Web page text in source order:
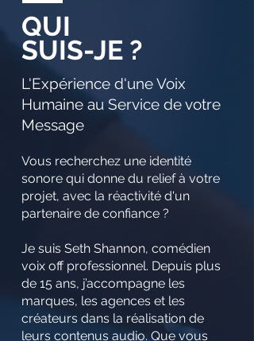
QUI
SUIS-JE ?
L'Expérience d'une Voix
Humaine au Service de votre
Message
Vous recherchez une identité
sonore qui donne du relief à votre
projet, avec la réactivité d'un
partenaire de confiance ?
Je suis Seth Shannon, comédien
voix off professionnel. Depuis plus
de 15 ans, j’accompagne les
marques, les agences et les
créateurs dans la réalisation de
leurs contenus audio. Que vous